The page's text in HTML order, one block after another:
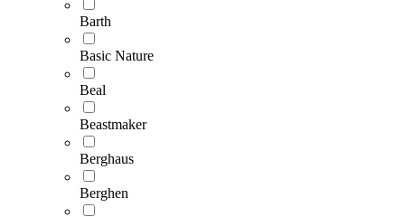
Barth
Basic Nature
Beal
Beastmaker
Berghaus
Berghen